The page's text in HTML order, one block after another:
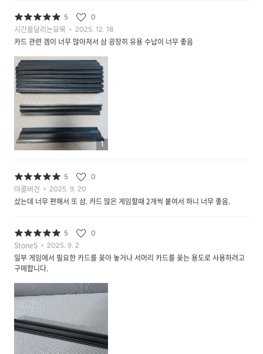
5 0
시간을달리는묘목 2025. 12. 18
카드 관련 겜이 너무 많아져서 삼 굉장히 유용 수납이 너무 좋음
1
5 0
아콜버건 2025. 9. 20
샀는데 너무 편해서 또 삼. 카드 많은 게임할때 2개씩 붙여서 하니 너무 좋음.
5 0
StoneS 2025. 9. 2
일부 게임에서 필요한 카드를 꽂아 놓거나 서머리 카드를 꽂는 용도로 사용하려고
구매합니다.